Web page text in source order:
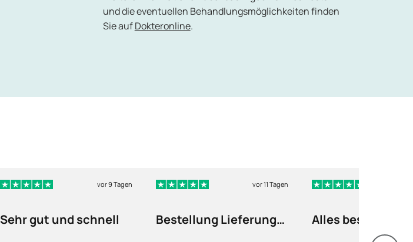
und die eventuellen Behandlungsmöglichkeiten finden
Sie aufDokteronline.
vor 9 Tagen
Sehr gut und schnell
vor 11 Tagen
Bestellung Lieferung
Alles bestens
funktioniert...